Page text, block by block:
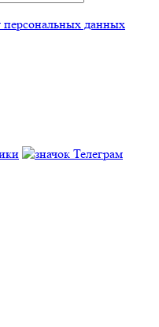
персональных данных